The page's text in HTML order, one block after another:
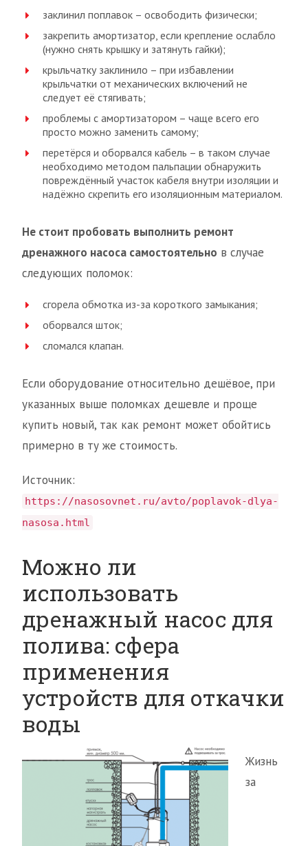
заклинил поплавок – освободить физически;
закрепить амортизатор, если крепление ослабло
(нужно снять крышку и затянуть гайки);
крыльчатку заклинило – при избавлении
крыльчатки от механических включений не
следует её стягивать;
проблемы с амортизатором – чаще всего его
просто можно заменить самому;
перетёрся и оборвался кабель – в таком случае
необходимо методом пальпации обнаружить
повреждённый участок кабеля внутри изоляции и
надёжно скрепить его изоляционным материалом.
Не стоит пробовать выполнить ремонт
дренажного насоса самостоятельно в случае
следующих поломок:
сгорела обмотка из-за короткого замыкания;
оборвался шток;
сломался клапан.
Если оборудование относительно дешёвое, при
указанных выше поломках дешевле и проще
купить новый, так как ремонт может обойтись
примерно в ту же стоимость.
Источник:
https://nasosovnet.ru/avto/poplavok-dlya-
nasosa.html
Можно ли
использовать
дренажный насос для
полива: сфера
применения
устройств для откачки
воды
Жизнь
за